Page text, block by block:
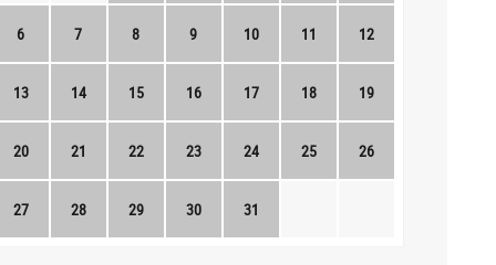
6 7 8 9 10 11 12
13 14 15 16 17 18 19
20 21 22 23 24 25 26
27 28 29 30 31